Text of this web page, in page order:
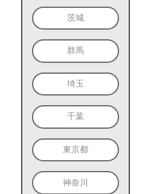
茨城
群馬
埼玉
千葉
東京都
神奈川